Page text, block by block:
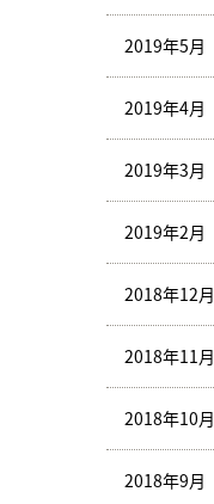
2019年5月
2019年4月
2019年3月
2019年2月
2018年12月
2018年11月
2018年10月
2018年9月